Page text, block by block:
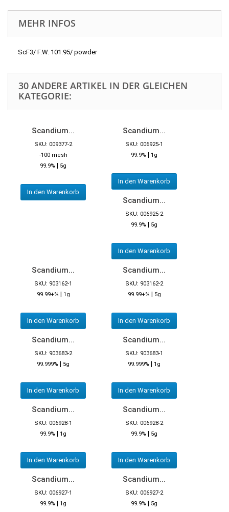
MEHR INFOS
ScF3/ F.W. 101.95/ powder
30 ANDERE ARTIKEL IN DER GLEICHEN
KATEGORIE:
Scandium...
SKU: 009377-2
-100 mesh
99.9% | 5g
In den Warenkorb
Scandium...
SKU: 006925-1
99.9% | 1g
In den Warenkorb
Scandium...
SKU: 006925-2
99.9% | 5g
In den Warenkorb
Scandium...
SKU: 903162-1
99.99+% | 1g
In den Warenkorb
Scandium...
SKU: 903162-2
99.99+% | 5g
In den Warenkorb
Scandium...
SKU: 903683-2
99.999% | 5g
In den Warenkorb
Scandium...
SKU: 903683-1
99.999% | 1g
In den Warenkorb
Scandium...
SKU: 006928-1
99.9% | 1g
In den Warenkorb
Scandium...
SKU: 006928-2
99.9% | 5g
In den Warenkorb
Scandium...
SKU: 006927-1
99.9% | 1g
Scandium...
SKU: 006927-2
99.9% | 5g